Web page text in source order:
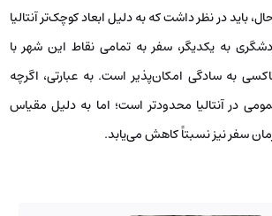
باید در نظر داشت که به دلیل ابعاد کوچک‌تر آنتالیا
به یکدیگر، سفر به تمامی نقاط این شهر با
به سادگی امکان‌پذیر است. به عبارتی، اگرچه
در آنتالیا محدودتر است؛ اما به دلیل مقیاس
سفر نیز نسبتاً کاهش می‌یابد.